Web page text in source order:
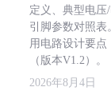
定义、典型电
引脚参数对照表
用电路设计要点
（版本V1.2）。
2026年8月4日